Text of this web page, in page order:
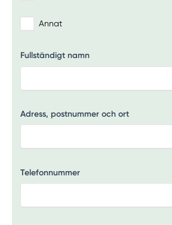
Annat
Fullständigt namn
Adress, postnummer och ort
Telefonnummer